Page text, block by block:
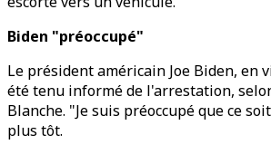
Biden "préoccupé"
Le président américain Joe Biden, en
été tenu informé de l'arrestation,
Blanche. "Je suis préoccupé que ce
plus tôt.